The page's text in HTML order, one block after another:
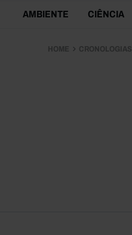
Themes Menu
AMBIENTE CIÊNCIA
HOME CRONOLOGIAS